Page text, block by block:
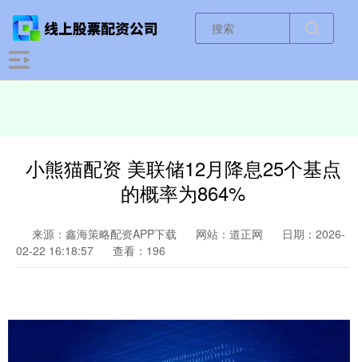
小熊猫配资 美联储12月降息25个基点
的概率为864%
来源：鑫海策略配资APP下载 网站：道正网
日期：2026-
02-22 16:18:57
查看：196